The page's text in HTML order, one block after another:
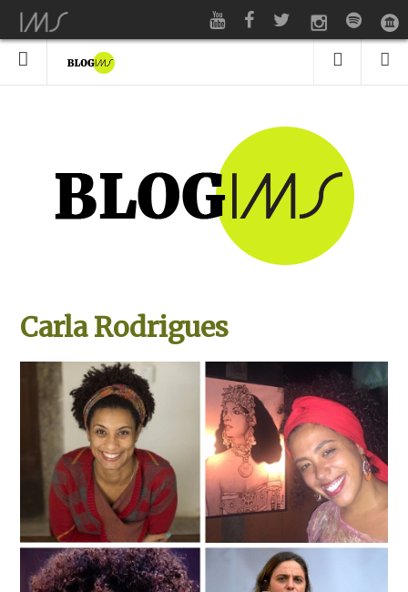
Carla Rodrigues